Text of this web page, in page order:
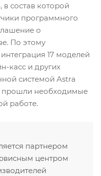
состав которой
программного
о
По этому
17 моделей
касс и других
системой Astra
прошли необходимые
работе.
партнером
центром